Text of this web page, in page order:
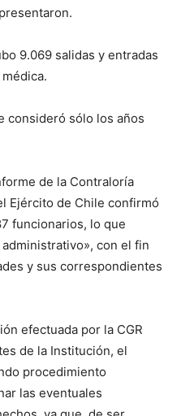
9.069 salidas y entradas
consideró sólo los años
de la Contraloría
Ejército de Chile confirmó
funcionarios, lo que
con el fin
y sus correspondientes
efectuada por la CGR
de la Institución, el
procedimiento
las eventuales